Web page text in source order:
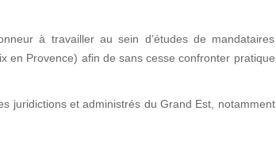
à travailler au sein d’études de mandataires
en Provence) afin de sans cesse confronter pratique
juridictions et administrés du Grand Est, notamment